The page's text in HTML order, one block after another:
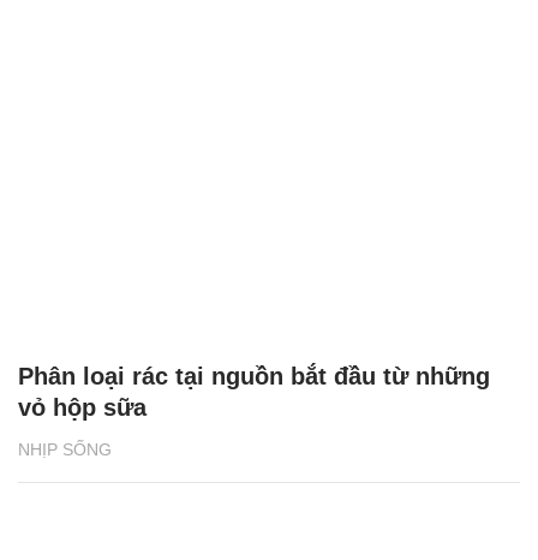
NHỊP SỐNG
Phân loại rác tại nguồn bắt đầu từ những
vỏ hộp sữa